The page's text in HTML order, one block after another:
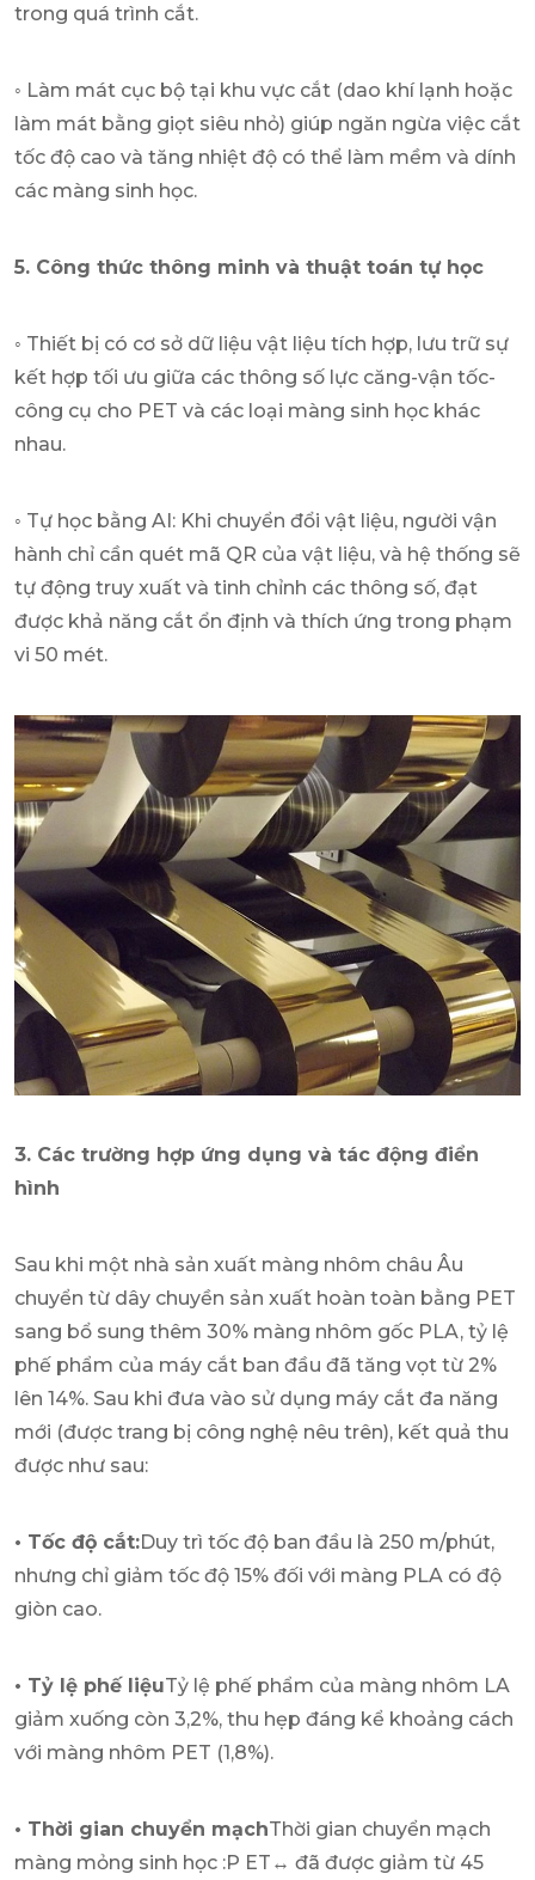
trong quá trình cắt.
◦ Làm mát cục bộ tại khu vực cắt (dao khí lạnh hoặc
làm mát bằng giọt siêu nhỏ) giúp ngăn ngừa việc cắt
tốc độ cao và tăng nhiệt độ có thể làm mềm và dính
các màng sinh học.
5. Công thức thông minh và thuật toán tự học
◦ Thiết bị có cơ sở dữ liệu vật liệu tích hợp, lưu trữ sự
kết hợp tối ưu giữa các thông số lực căng-vận tốc-
công cụ cho PET và các loại màng sinh học khác
nhau.
◦ Tự học bằng AI: Khi chuyển đổi vật liệu, người vận
hành chỉ cần quét mã QR của vật liệu, và hệ thống sẽ
tự động truy xuất và tinh chỉnh các thông số, đạt
được khả năng cắt ổn định và thích ứng trong phạm
vi 50 mét.
3. Các trường hợp ứng dụng và tác động điển
hình
Sau khi một nhà sản xuất màng nhôm châu Âu
chuyển từ dây chuyền sản xuất hoàn toàn bằng PET
sang bổ sung thêm 30% màng nhôm gốc PLA, tỷ lệ
phế phẩm của máy cắt ban đầu đã tăng vọt từ 2%
lên 14%. Sau khi đưa vào sử dụng máy cắt đa năng
mới (được trang bị công nghệ nêu trên), kết quả thu
được như sau:
• Tốc độ cắt:Duy trì tốc độ ban đầu là 250 m/phút,
nhưng chỉ giảm tốc độ 15% đối với màng PLA có độ
giòn cao.
• Tỷ lệ phế liệuTỷ lệ phế phẩm của màng nhôm LA
giảm xuống còn 3,2%, thu hẹp đáng kể khoảng cách
với màng nhôm PET (1,8%).
• Thời gian chuyển mạchThời gian chuyển mạch
màng mỏng sinh học :P ET↔ đã được giảm từ 45